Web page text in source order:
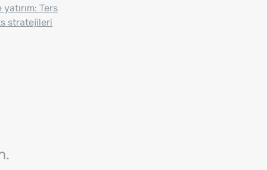
Ters
stratejileri